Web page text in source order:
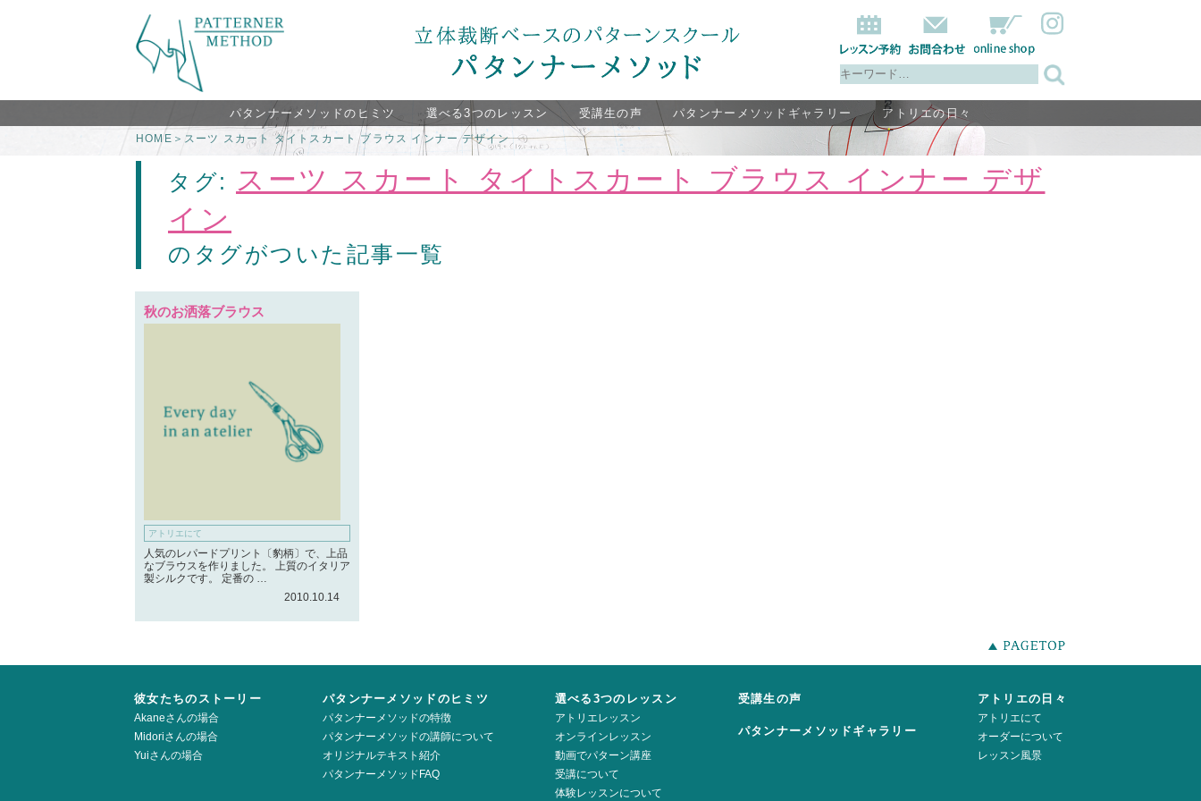
パタンナーメソッドのヒミツ 選べる3つのレッスン 受講生の声 パタンナーメソッドギャラリー アトリエの日々
HOME ＞ スーツ スカート タイトスカート ブラウス インナー デザイン
タグ:
スーツ スカート タイトスカート ブラウス インナー デザ
イン
のタグがついた記事一覧
秋のお洒落ブラウス
アトリエにて
人気のレパードプリント〔豹柄〕で、上品
なブラウスを作りました。 上質のイタリア
製シルクです。 定番の …
2010.10.14
彼女たちのストーリー
Akaneさんの場合
Midoriさんの場合
Yuiさんの場合
パタンナーメソッドのヒミツ
パタンナーメソッドの特徴
パタンナーメソッドの講師について
オリジナルテキスト紹介
パタンナーメソッドFAQ
選べる3つのレッスン
アトリエレッスン
オンラインレッスン
動画でパターン講座
受講について
体験レッスンについて
受講生の声
パタンナーメソッドギャラリー
アトリエの日々
アトリエにて
オーダーについて
レッスン風景